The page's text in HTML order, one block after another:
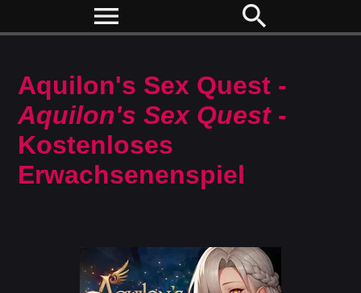
menu search
Aquilon's Sex Quest -
Aquilon's Sex Quest-
Kostenloses
Erwachsenenspiel